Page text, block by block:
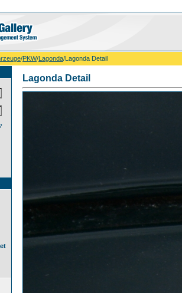
/PKW/Lagonda/Lagonda Detail
Lagonda Detail